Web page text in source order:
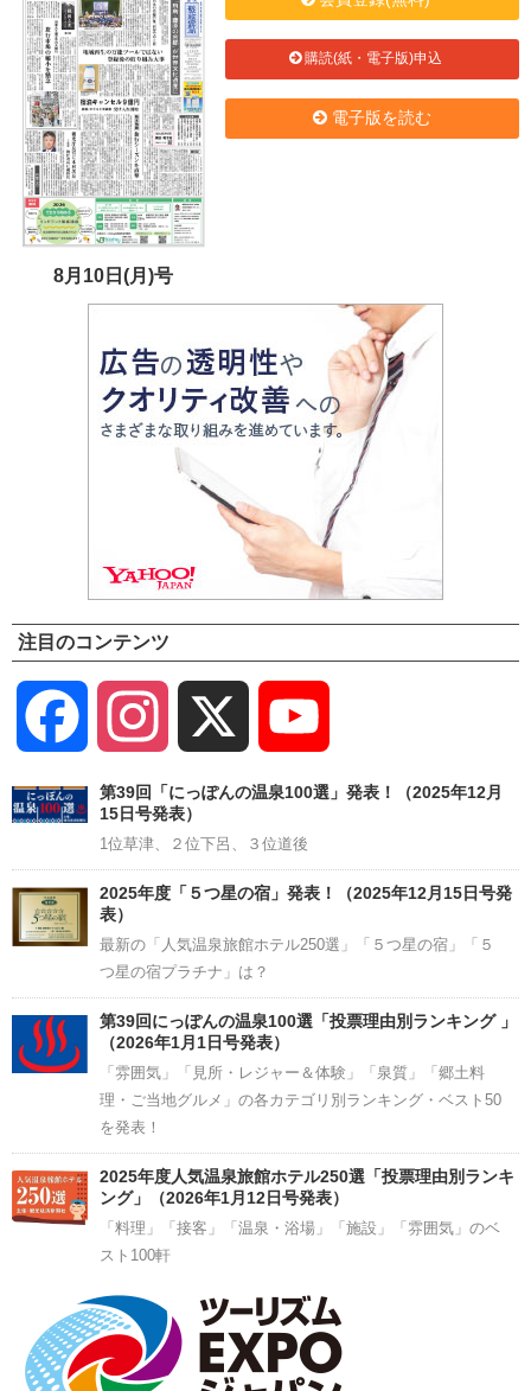
8月10日(月)号
購読(紙・電子版)申込
電子版を読む
注目のコンテンツ
Facebook Instagram
Channel
第39回「にっぽんの温泉100選」発表！（2025年12月
15日号発表）
1位草津、２位下呂、３位道後
2025年度「５つ星の宿」発表！（2025年12月15日号発
表）
最新の「人気温泉旅館ホテル250選」「５つ星の宿」「５
つ星の宿プラチナ」は？
第39回にっぽんの温泉100選「投票理由別ランキング 」
（2026年1月1日号発表）
「雰囲気」「見所・レジャー＆体験」「泉質」「郷土料
理・ご当地グルメ」の各カテゴリ別ランキング・ベスト50
を発表！
2025年度人気温泉旅館ホテル250選「投票理由別ランキ
ング」（2026年1月12日号発表）
「料理」「接客」「温泉・浴場」「施設」「雰囲気」のベ
スト100軒